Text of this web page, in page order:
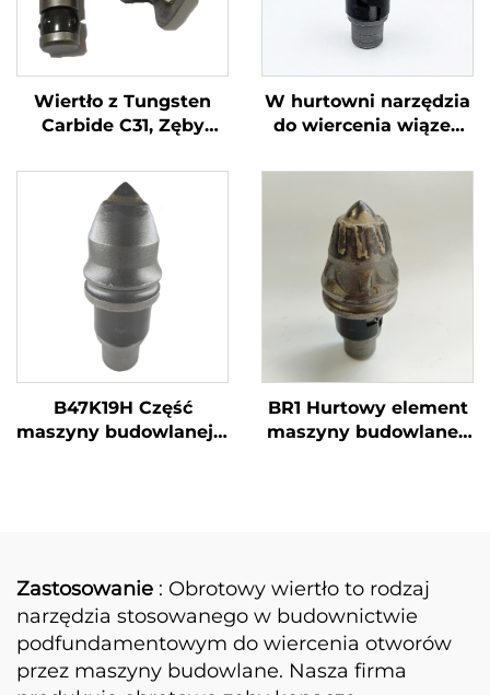
Wiertło z Tungsten
Carbide C31, Zęby
Pociskowego C31HD
B47K22H dla Maszyny
do Wiercenia
Szkopaniny
W hurtowni narzędzia
do wiercenia wiązek
wysokiej
wytrzymałości z
zębami kulistymi,
wielofunkcyjne
narzędzia do
wiercenia
B47K19H Część
maszyny budowlanej z
BR1 Hurtowy element
maszyny budowlanej,
Zastosowanie : Obrotowy wiertło to rodzaj
narzędzia stosowanego w budownictwie
podfundamentowym do wiercenia otworów
przez maszyny budowlane. Nasza firma